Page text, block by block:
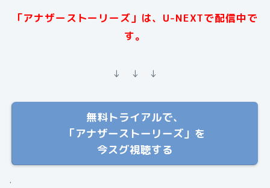
「アナザーストーリーズ」は、U-NEXTで配信中で
す。
↓ ↓ ↓
無料トライアルで、
「アナザーストーリーズ」を
今スグ視聴する
.